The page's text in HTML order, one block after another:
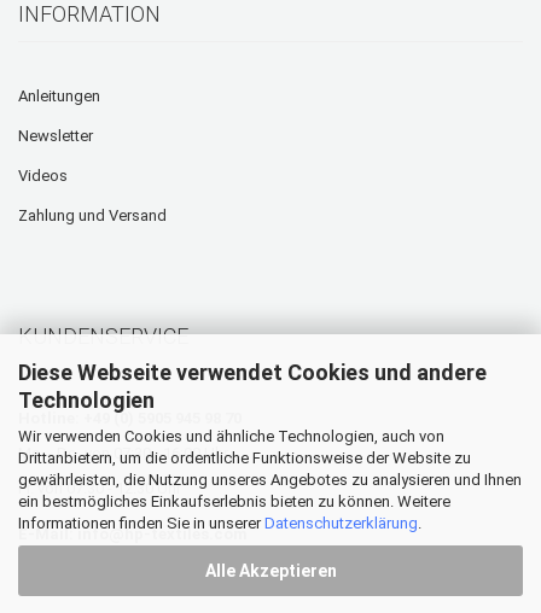
Diese Webseite verwendet Cookies und andere
Technologien
Wir verwenden Cookies und ähnliche Technologien, auch von
Drittanbietern, um die ordentliche Funktionsweise der Website zu
gewährleisten, die Nutzung unseres Angebotes zu analysieren und Ihnen
ein bestmögliches Einkaufserlebnis bieten zu können. Weitere
Informationen finden Sie in unsererDatenschutzerklärung
Alle Akzeptieren
INFORMATION
Anleitungen
Newsletter
Videos
Zahlung und Versand
KUNDENSERVICE
Hotline: +49 (0) 5905 945 98 70
Mo. - Do. von 07:30 - 16:00 Uhr
Fr. von 07:30 - 12:30 Uhr
E-Mail:info@hp-textiles.com